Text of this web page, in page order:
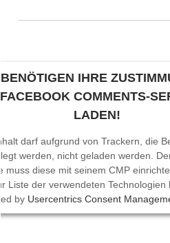
IHRE
COMMENTS-
LADEN!
darf aufgrund von Trackern, die
werden, nicht geladen werden.
muss diese mit seinem CMP
Liste der verwendeten Technologien
by Usercentrics Consent